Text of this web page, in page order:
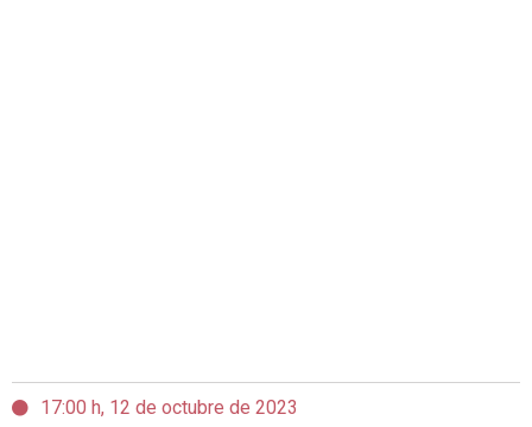
17:00 h, 12 de octubre de 2023